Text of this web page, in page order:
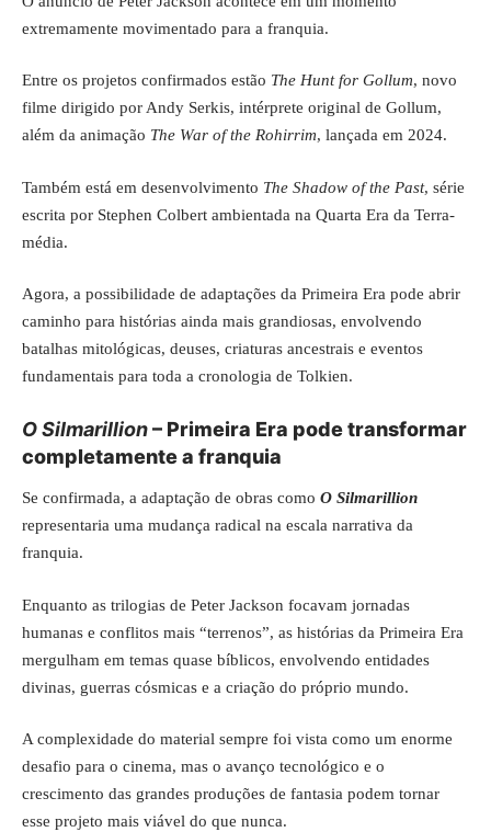
extremamente movimentado para a franquia.
Entre os projetos confirmados estão The Hunt for Gollum, novo
filme dirigido por Andy Serkis, intérprete original de Gollum,
além da animação The War of the Rohirrim, lançada em 2024.
Também está em desenvolvimento The Shadow of the Past, série
escrita por Stephen Colbert ambientada na Quarta Era da Terra-
média.
Agora, a possibilidade de adaptações da Primeira Era pode abrir
caminho para histórias ainda mais grandiosas, envolvendo
batalhas mitológicas, deuses, criaturas ancestrais e eventos
fundamentais para toda a cronologia de Tolkien.
O Silmarillion– Primeira Era pode transformar
completamente a franquia
Se confirmada, a adaptação de obras como O Silmarillion
representaria uma mudança radical na escala narrativa da
franquia.
Enquanto as trilogias de Peter Jackson focavam jornadas
humanas e conflitos mais “terrenos”, as histórias da Primeira Era
mergulham em temas quase bíblicos, envolvendo entidades
divinas, guerras cósmicas e a criação do próprio mundo.
A complexidade do material sempre foi vista como um enorme
desafio para o cinema, mas o avanço tecnológico e o
crescimento das grandes produções de fantasia podem tornar
esse projeto mais viável do que nunca.